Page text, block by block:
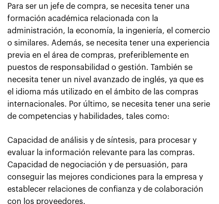
Para ser un jefe de compra, se necesita tener una
formación académica relacionada con la
administración, la economía, la ingeniería, el comercio
o similares. Además, se necesita tener una experiencia
previa en el área de compras, preferiblemente en
puestos de responsabilidad o gestión. También se
necesita tener un nivel avanzado de inglés, ya que es
el idioma más utilizado en el ámbito de las compras
internacionales. Por último, se necesita tener una serie
de competencias y habilidades, tales como:
Capacidad de análisis y de síntesis, para procesar y
evaluar la información relevante para las compras.
Capacidad de negociación y de persuasión, para
conseguir las mejores condiciones para la empresa y
establecer relaciones de confianza y de colaboración
con los proveedores.